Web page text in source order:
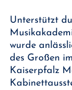
Unterstützt
wurde
des Großen
Kaiserpfalz